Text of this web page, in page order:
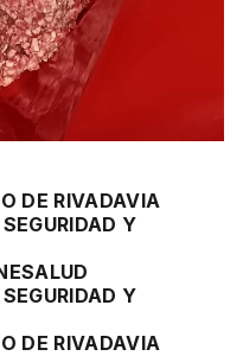
DE RIVADAVIA
Y
SALUD
Y
DE RIVADAVIA